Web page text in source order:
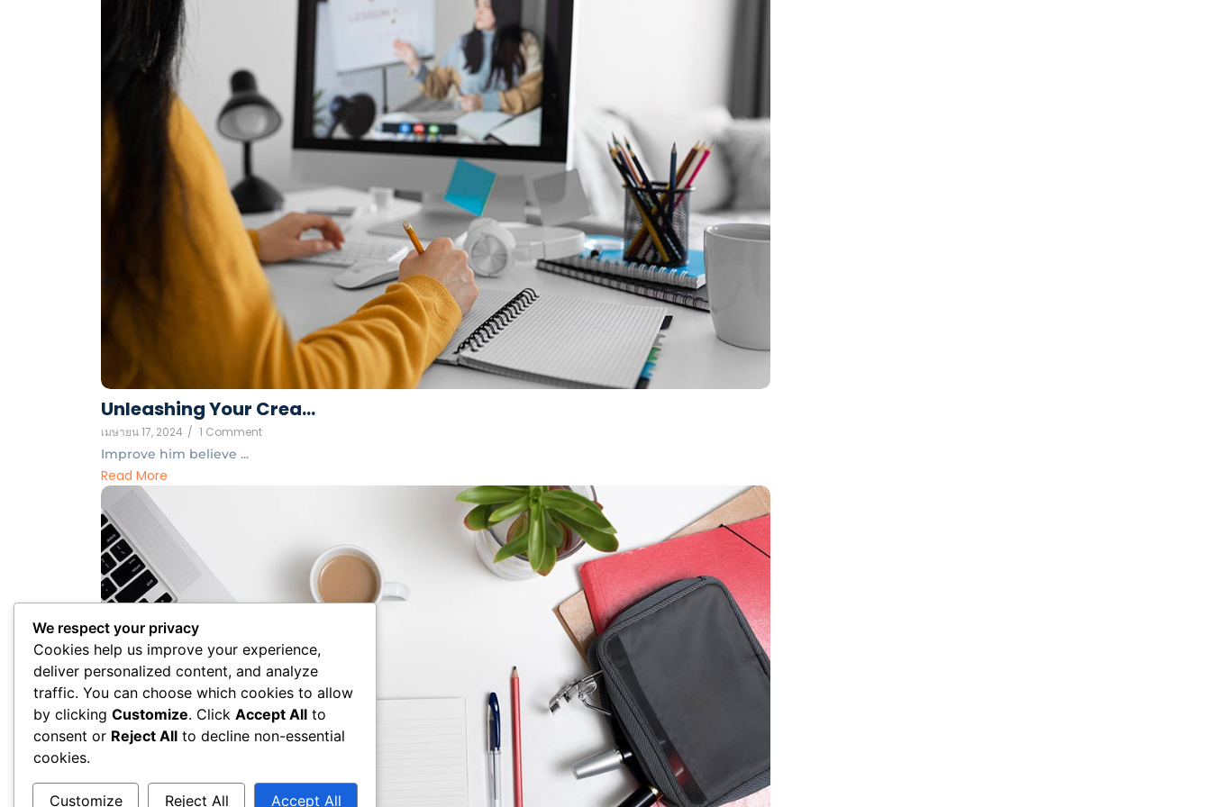
Unleashing Your Crea…
เมษายน 17, 2024 / 1 Comment
Improve him believe ...
Read More
We respect your privacy
Cookies help us improve your experience,
deliver personalized content, and analyze
traffic. You can choose which cookies to allow
by clicking Customize. Click Accept All to
consent or Reject All to decline non-essential
cookies.
Customize Reject All Accept All